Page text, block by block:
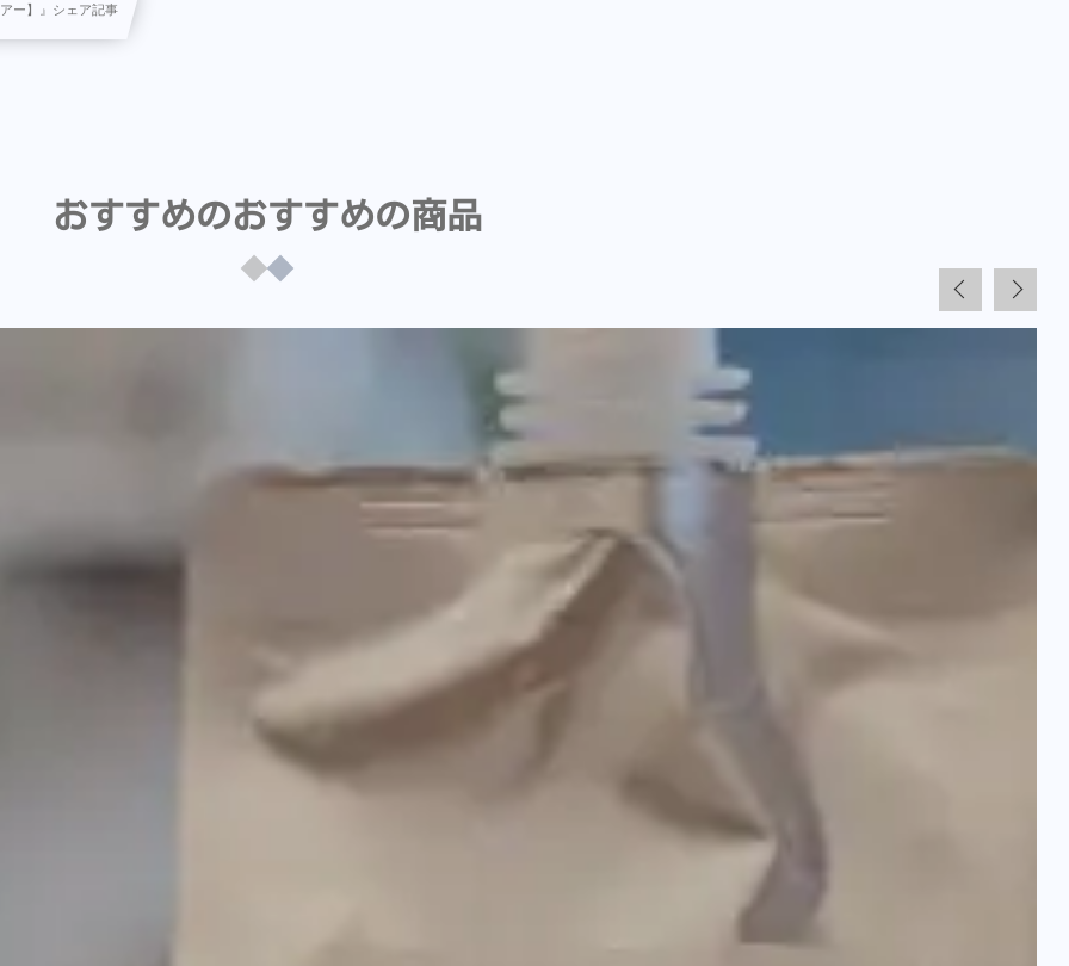
ー】』シェア記事
おすすめのおすすめの商品